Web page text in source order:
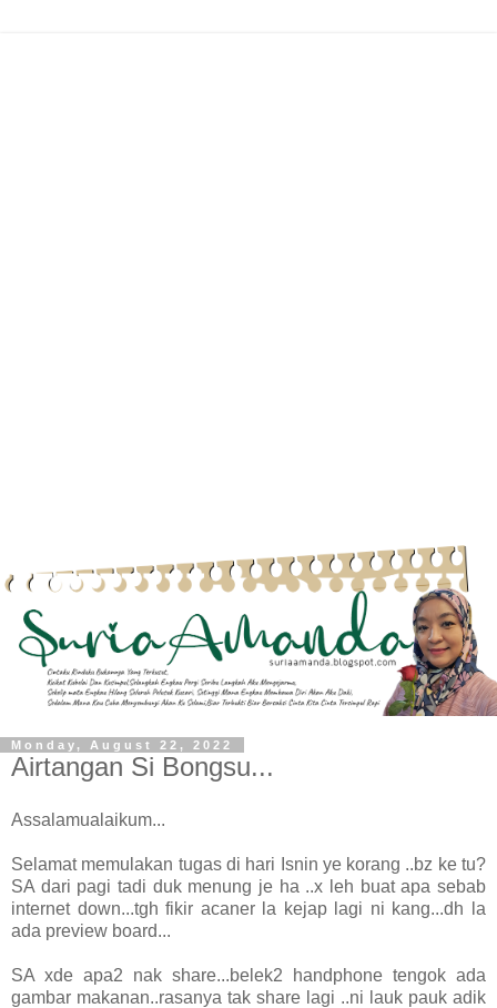
Monday, August 22, 2022
Airtangan Si Bongsu...
Assalamualaikum...
Selamat memulakan tugas di hari Isnin ye korang ..bz ke tu?
SA dari pagi tadi duk menung je ha ..x leh buat apa sebab
internet down...tgh fikir acaner la kejap lagi ni kang...dh la
ada preview board...
SA xde apa2 nak share...belek2 handphone tengok ada
gambar makanan..rasanya tak share lagi ..ni lauk pauk adik